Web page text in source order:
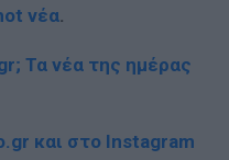
νέα.
Τα νέα της ημέρας
και στο Instagram